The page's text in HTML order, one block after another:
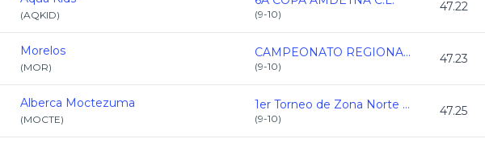
(AQKID) (9-10)
47.22
Morelos
(MOR)
CAMPEONATO REGIONAL CL 2026 QRO
(9-10)
47.23
Alberca Moctezuma
(MOCTE)
1er Torneo de Zona Norte CL2026 -
(9-10)
47.25